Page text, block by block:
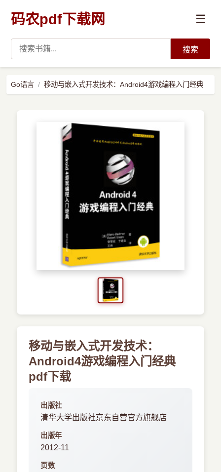
码农pdf下载网 ☰
预订书籍
搜索
Go语言 移动与嵌入式开发技术：Android4游戏编程入门经典
移动与嵌入式开发技术：
Android4游戏编程入门经典
pdf下载
出版社
清华大学出版社京东自营官方旗舰店
出版年
2012-11
页数